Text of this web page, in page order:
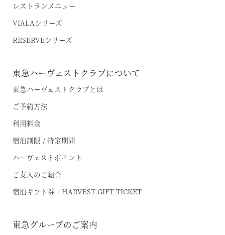
空室状況のご確認はこちら
オンライン予約はこちら
※ご利用には「 My Harvest 」へのログインが必要です
お電話でのご予約はこちら
レストランメニュー
VIALAシリーズ
RESERVEシリーズ
東急ハーヴェストクラブについて
東急ハーヴェストクラブとは
ご予約方法
利用料金
宿泊制限 / 特定期間
ハーヴェストポイント
ご友人のご紹介
宿泊ギフト券｜HARVEST GIFT TICKET
東急グループのご案内